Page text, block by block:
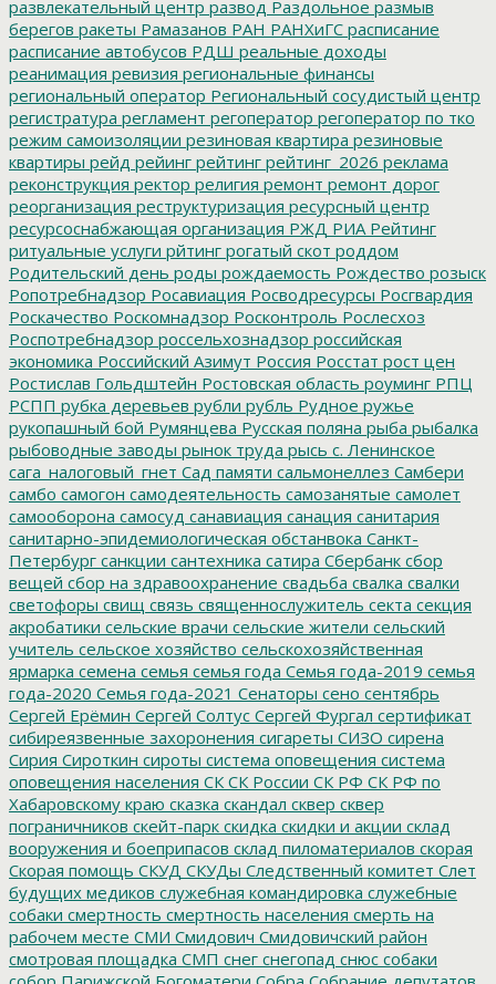
развлекательный центр развод Раздольное размыв
берегов ракеты Рамазанов РАН РАНХиГС расписание
расписание автобусов РДШ реальные доходы
реанимация ревизия региональные финансы
региональный оператор Региональный сосудистый центр
регистратура регламент регоператор регоператор по тко
режим самоизоляции резиновая квартира резиновые
квартиры рейд рейинг рейтинг рейтинг_2026 реклама
реконструкция ректор религия ремонт ремонт дорог
реорганизация реструктуризация ресурсный центр
ресурсоснабжающая организация РЖД РИА Рейтинг
ритуальные услуги рйтинг рогатый скот роддом
Родительский день роды рождаемость Рождество розыск
Ропотребнадзор Росавиация Росводресурсы Росгвардия
Роскачество Роскомнадзор Росконтроль Рослесхоз
Роспотребнадзор россельхознадзор российская
экономика Российский Азимут Россия Росстат рост цен
Ростислав Гольдштейн Ростовская область роуминг РПЦ
РСПП рубка деревьев рубли рубль Рудное ружье
рукопашный бой Румянцева Русская поляна рыба рыбалка
рыбоводные заводы рынок труда рысь с. Ленинское
сага_налоговый_гнет Сад памяти сальмонеллез Самбери
самбо самогон самодеятельность самозанятые самолет
самооборона самосуд санавиация санация санитария
санитарно-эпидемиологическая обстанвока Санкт-
Петербург санкции сантехника сатира Сбербанк сбор
вещей сбор на здравоохранение свадьба свалка свалки
светофоры свищ связь священнослужитель секта секция
акробатики сельские врачи сельские жители сельский
учитель сельское хозяйство сельскохозяйственная
ярмарка семена семья семья года Семья года-2019 семья
года-2020 Семья года-2021 Сенаторы сено сентябрь
Сергей Ерёмин Сергей Солтус Сергей Фургал сертификат
сибиреязвенные захоронения сигареты СИЗО сирена
Сирия Сироткин сироты система оповещения система
оповещения населения СК СК России СК РФ СК РФ по
Хабаровскому краю сказка скандал сквер сквер
пограничников скейт-парк скидка скидки и акции склад
вооружения и боеприпасов склад пиломатериалов скорая
Скорая помощь СКУД СКУДы Следственный комитет Слет
будущих медиков служебная командировка служебные
собаки смертность смертность населения смерть на
рабочем месте СМИ Смидович Смидовичский район
смотровая площадка СМП снег снегопад снюс собаки